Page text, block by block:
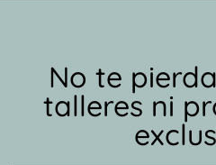
No te
talleres ni